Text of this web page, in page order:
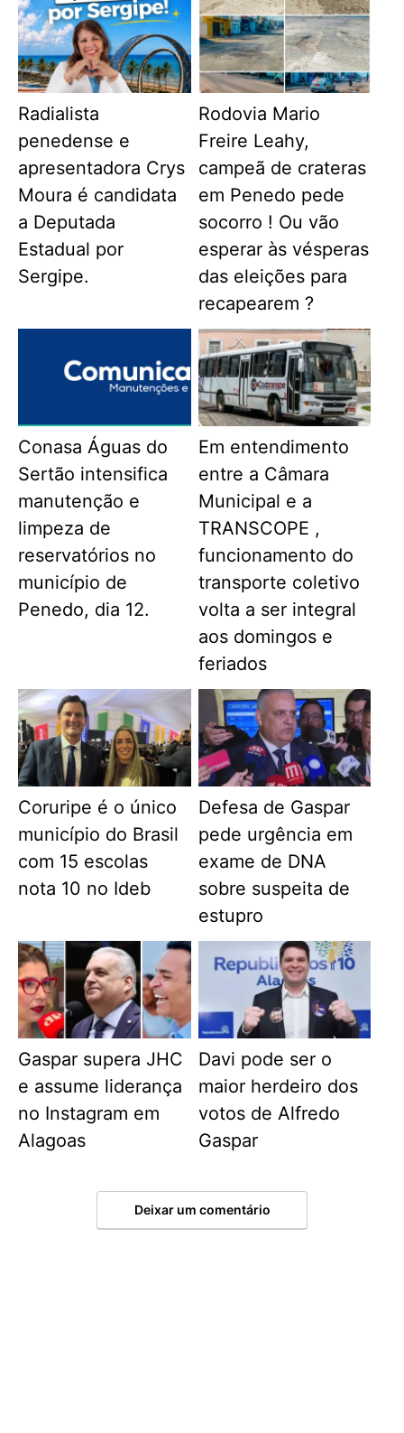
Radialista
penedense e
apresentadora Crys
Moura é candidata
a Deputada
Estadual por
Sergipe.
Rodovia Mario
Freire Leahy,
campeã de crateras
em Penedo pede
socorro ! Ou vão
esperar às vésperas
das eleições para
recapearem ?
Conasa Águas do
Sertão intensifica
manutenção e
limpeza de
reservatórios no
município de
Penedo, dia 12.
Em entendimento
entre a Câmara
Municipal e a
TRANSCOPE ,
funcionamento do
transporte coletivo
volta a ser integral
aos domingos e
feriados
Coruripe é o único
município do Brasil
com 15 escolas
nota 10 no Ideb
Defesa de Gaspar
pede urgência em
exame de DNA
sobre suspeita de
estupro
Gaspar supera JHC
e assume liderança
no Instagram em
Alagoas
Davi pode ser o
maior herdeiro dos
votos de Alfredo
Gaspar
Deixar um comentário